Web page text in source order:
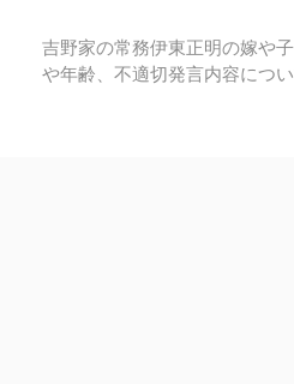
吉野家の常務伊東正明の嫁や
や年齢、不適切発言内容につ